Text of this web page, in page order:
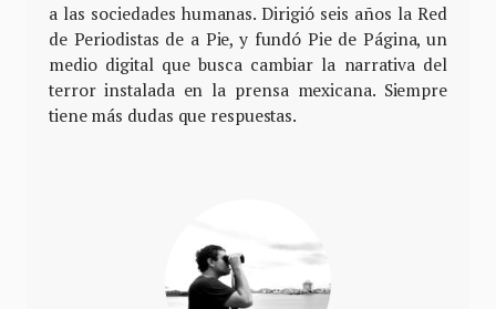
a las sociedades humanas. Dirigió seis años la Red
de Periodistas de a Pie, y fundó Pie de Página, un
medio digital que busca cambiar la narrativa del
terror instalada en la prensa mexicana. Siempre
tiene más dudas que respuestas.